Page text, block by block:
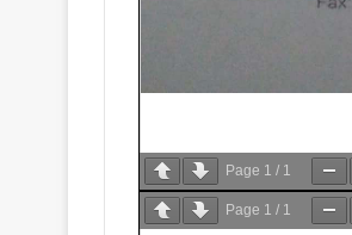
Page 1 / 1
Page 1 / 1